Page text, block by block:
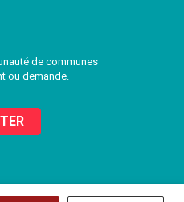
de communes
ou demande.